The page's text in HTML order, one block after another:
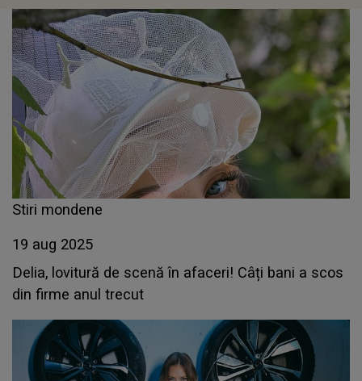
Stiri mondene
19 aug 2025
Delia, lovitură de scenă în afaceri! Câți bani a scos
din firme anul trecut